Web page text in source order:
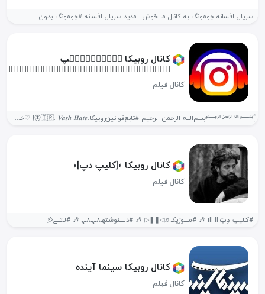
سریال افسانه جومونگ به کانال ما خوش آمدید سریال افسانه #جومونگ بدون
کانال روبیکا ؒکٖؒلٖؒیٖؒپ
کانال فیلم
ٖؒ﷽‌بسم‌اللـہ الرحمن الرحیم #تابع‌قوانین‌روبیکا.🇮🇷. 𝑽𝒂𝒔𝒉 𝑯𝒂𝒕𝒆🦋! ♡حَسْبُنَا الله‌ وَ نِعْمَ‌ الْوَکیٖلْ.♥️📿 بح...
کانال روبیکا «[کلیپ دپ]»
کانال فیلم
#‌کـلیپ_د‌ِپّıllıllı 🎶 #مــــوزیکـ♬◁❚❚▷ 🎶 #دلــــنوشتهـ٨ـﮩـ۸ـﮩ 🎶 #لاتــے彡
کانال روبیکا سینما آینده
کانال فیلم